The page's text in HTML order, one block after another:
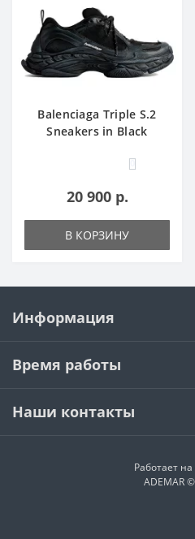
Balenciaga Triple S.2
Sneakers in Black
0
20 900 р.
В КОРЗИНУ
Информация
Время работы
Наши контакты
Работает на
ADEMAR